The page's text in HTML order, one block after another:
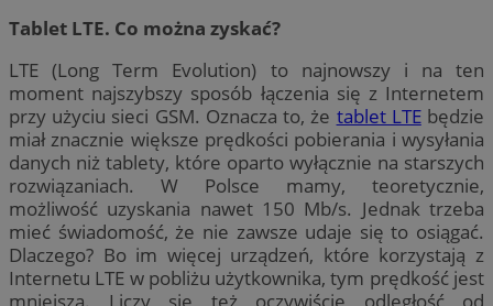
Tablet LTE. Co można zyskać?
LTE (Long Term Evolution) to najnowszy i na ten
moment najszybszy sposób łączenia się z Internetem
przy użyciu sieci GSM. Oznacza to, że tablet LTEbędzie
miał znacznie większe prędkości pobierania i wysyłania
danych niż tablety, które oparto wyłącznie na starszych
rozwiązaniach. W Polsce mamy, teoretycznie,
możliwość uzyskania nawet 150 Mb/s. Jednak trzeba
mieć świadomość, że nie zawsze udaje się to osiągać.
Dlaczego? Bo im więcej urządzeń, które korzystają z
Internetu LTE w pobliżu użytkownika, tym prędkość jest